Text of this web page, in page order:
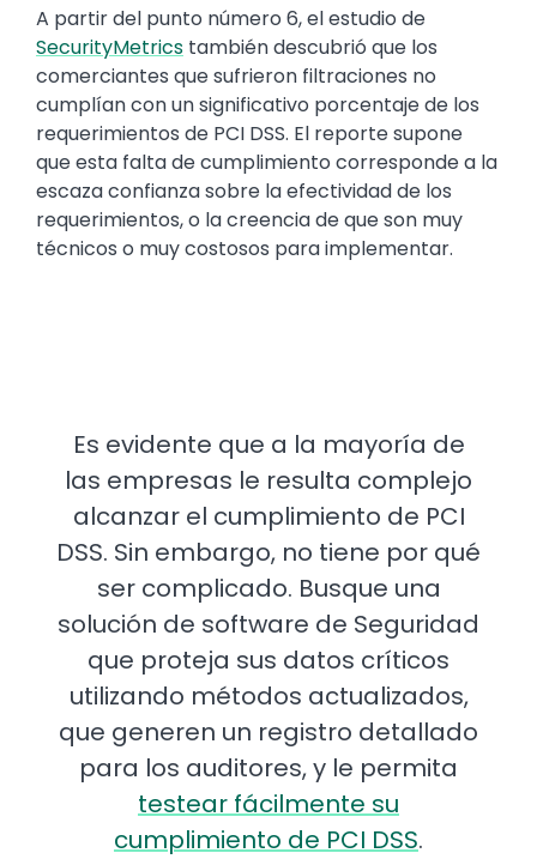
A partir del punto número 6, el estudio de
SecurityMetrics también descubrió que los
comerciantes que sufrieron filtraciones no
cumplían con un significativo porcentaje de los
requerimientos de PCI DSS. El reporte supone
que esta falta de cumplimiento corresponde a la
escaza confianza sobre la efectividad de los
requerimientos, o la creencia de que son muy
técnicos o muy costosos para implementar.
Es evidente que a la mayoría de
las empresas le resulta complejo
alcanzar el cumplimiento de PCI
DSS. Sin embargo, no tiene por qué
ser complicado. Busque una
solución de software de Seguridad
que proteja sus datos críticos
utilizando métodos actualizados,
que generen un registro detallado
para los auditores, y le permita
testear fácilmente su
cumplimiento de PCI DSS.